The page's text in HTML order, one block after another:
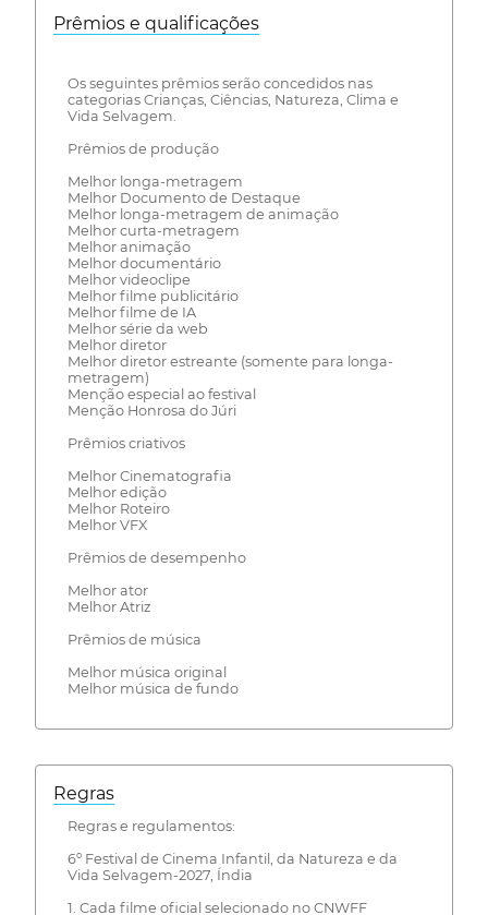
Prêmios e qualificações
Os seguintes prêmios serão concedidos nas
categorias Crianças, Ciências, Natureza, Clima e
Vida Selvagem.
Prêmios de produção
Melhor longa-metragem
Melhor Documento de Destaque
Melhor longa-metragem de animação
Melhor curta-metragem
Melhor animação
Melhor documentário
Melhor videoclipe
Melhor filme publicitário
Melhor filme de IA
Melhor série da web
Melhor diretor
Melhor diretor estreante (somente para longa-
metragem)
Menção especial ao festival
Menção Honrosa do Júri
Prêmios criativos
Melhor Cinematografia
Melhor edição
Melhor Roteiro
Melhor VFX
Prêmios de desempenho
Melhor ator
Melhor Atriz
Prêmios de música
Melhor música original
Melhor música de fundo
Regras
Regras e regulamentos:
6º Festival de Cinema Infantil, da Natureza e da
Vida Selvagem-2027, Índia
1. Cada filme oficial selecionado no CNWFF